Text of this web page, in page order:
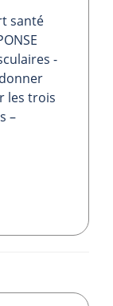
santé
-
les trois
–